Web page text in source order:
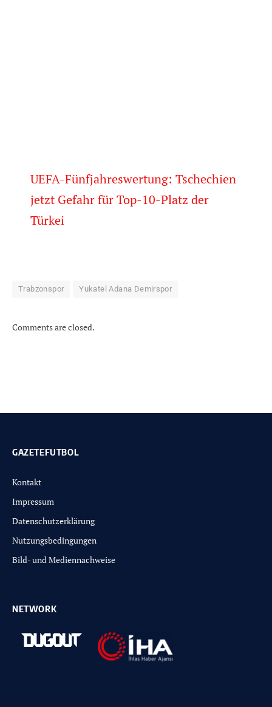
UEFA-Fünfjahreswertung: Tschechien
jetzt Gefahr für Top-10-Platz der
Türkei
Trabzonspor Yukatel Adana Demirspor
Comments are closed.
GAZETEFUTBOL
Kontakt
Impressum
Datenschutzerklärung
Nutzungsbedingungen
Bild- und Mediennachweise
NETWORK